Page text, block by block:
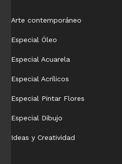
Arte contemporáneo
Especial Óleo
Especial Acuarela
Especial Acrílicos
Especial Pintar Flores
Especial Dibujo
Ideas y Creatividad